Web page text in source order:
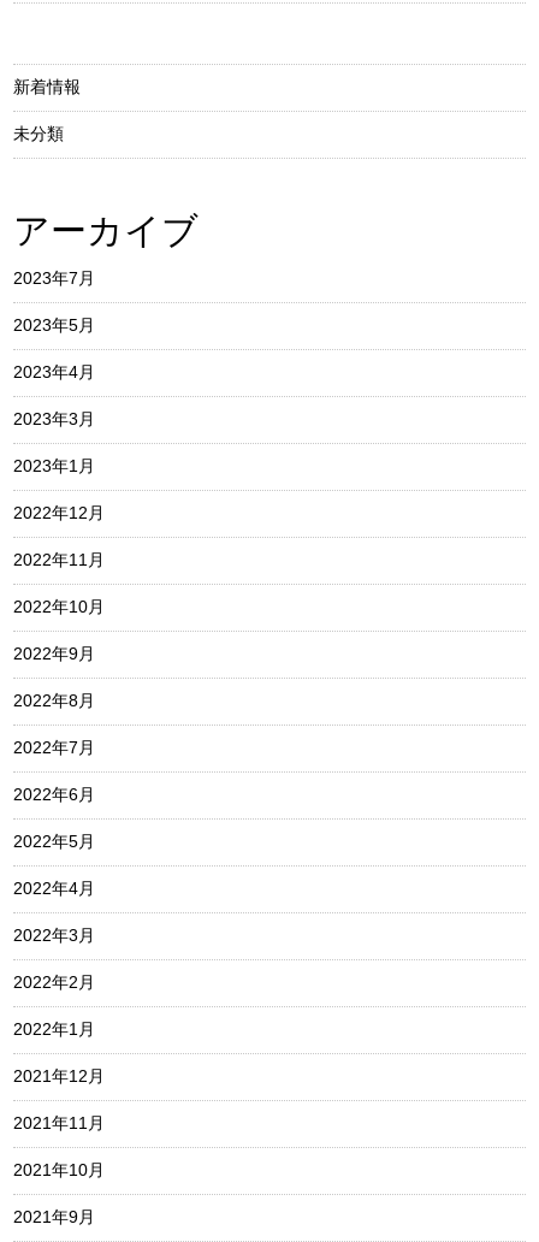
新着情報
未分類
アーカイブ
2023年7月
2023年5月
2023年4月
2023年3月
2023年1月
2022年12月
2022年11月
2022年10月
2022年9月
2022年8月
2022年7月
2022年6月
2022年5月
2022年4月
2022年3月
2022年2月
2022年1月
2021年12月
2021年11月
2021年10月
2021年9月